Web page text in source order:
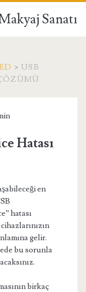
Sanatı
> USB
Hatası
en
hatası
gelir.
bu sorunla
birkaç